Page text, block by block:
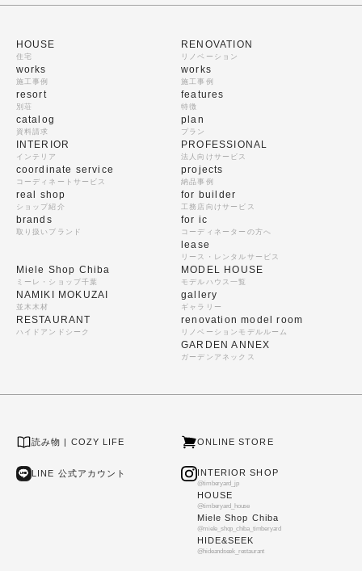
HOUSE
住宅
works
施工事例
resort
別荘
catalog
資料請求
RENOVATION
リノベーション
works
施工事例
features
特徴
plan
プラン
INTERIOR
インテリア
coordinate service
コーディネートサービス
real shop
ショップ紹介
brands
取り扱いブランド
PROFESSIONAL
法人向けサービス
projects
納品事例
for builder
工務店向けサービス
for ic
コーディネーターの方へ
lease
リース・レンタルサービス
Miele Shop Chiba
ミーレ・ショップ千葉
NAMIKI MOKUZAI
並木木材
RESTAURANT
ハイドアンドシーク
MODEL HOUSE
モデルハウス一覧
gallery
ギャラリー
renovation model room
リノベーションモデルルーム
GARDEN ANNEX
ガーデンアネックス
読み物 | COZY LIFE ONLINE STORE
LINE 公式アカウント INTERIOR SHOP
@timberyard_jp
HOUSE
@timberyard_house
Miele Shop Chiba
@miele_shop_chiba_timberyard
HIDE&SEEK
@hideandseek_restaurant